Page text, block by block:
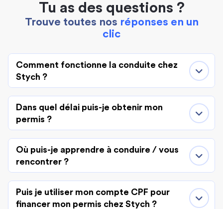
Tu as des questions ?
Trouve toutes nos réponses en un
clic
Comment fonctionne la conduite chez
Stych ?
Dans quel délai puis-je obtenir mon
permis ?
Où puis-je apprendre à conduire / vous
rencontrer ?
Puis je utiliser mon compte CPF pour
financer mon permis chez Stych ?